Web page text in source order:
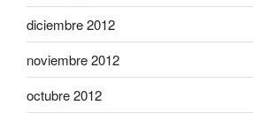
diciembre 2012
noviembre 2012
octubre 2012